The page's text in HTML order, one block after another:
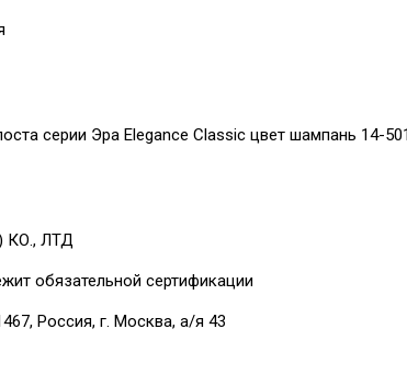
серии Эра Elegance Classic цвет шампань 14-
КО., ЛТД
обязательной сертификации
Россия, г. Москва, а/я 43